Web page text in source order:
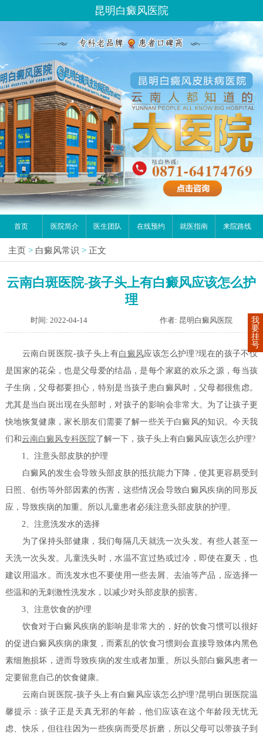
昆明白癜风医院
首页 医院简介 医生团队 在线预约 就医指南 来院路线
主页 > 白癜风常识 > 正文
云南白斑医院-孩子头上有白癜风应该怎么护
理
时间: 2022-04-14 作者: 昆明白癜风医院
云南白斑医院-孩子头上有白癜风应该怎么护理?现在的孩子不仅
是国家的花朵，也是父母爱的结晶，是每个家庭的欢乐之源，每当孩
子生病，父母都要担心，特别是当孩子患白癜风时，父母都很焦虑。
尤其是当白斑出现在头部时，对孩子的影响会非常大。为了让孩子更
快地恢复健康，家长朋友们需要了解一些关于白癜风的知识。今天我
们和云南白癜风专科医院了解一下，孩子头上有白癜风应该怎么护理?
1、注意头部皮肤的护理
白癜风的发生会导致头部皮肤的抵抗能力下降，使其更容易受到
日照、创伤等外部因素的伤害，这些情况会导致白癜风疾病的同形反
应，导致疾病的加重。所以儿童患者必须注意头部皮肤的护理。
2、注意洗发水的选择
为了保持头部健康，我们每隔几天就洗一次头发。有些人甚至一
天洗一次头发。儿童洗头时，水温不宜过热或过冷，即使在夏天，也
建议用温水。而洗发水也不要使用一些去屑、去油等产品，应选择一
些温和的无刺激性洗发水，以减少对头部皮肤的损害。
3、注意饮食的护理
饮食对于白癜风疾病的影响是非常大的，好的饮食习惯可以很好
的促进白癜风疾病的康复，而紊乱的饮食习惯则会直接导致体内黑色
素细胞损坏，进而导致疾病的发生或者加重。所以头部白癜风患者一
定要留意自己的饮食健康。
云南白斑医院-孩子头上有白癜风应该怎么护理?昆明白斑医院温
馨提示：孩子正是天真无邪的年龄，他们应该在这个年龄段无忧无
虑、快乐，但往往因为一些疾病而受尽折磨，所以父母可以带孩子到
我
要
挂
号